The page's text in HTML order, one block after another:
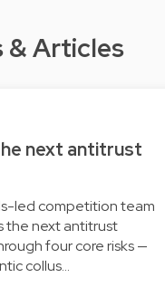
& Articles
next antitrust
led competition team
the next antitrust
four core risks —
collus…